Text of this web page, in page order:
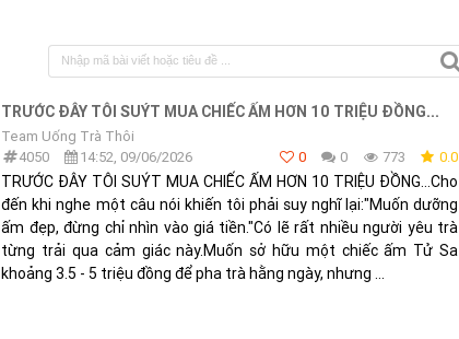
TRƯỚC ĐÂY TÔI SUÝT MUA CHIẾC ẤM HƠN 10 TRIỆU ĐỒNG...
Team Uống Trà Thôi
4050
14:52, 09/06/2026 0 0 773 0.0
TRƯỚC ĐÂY TÔI SUÝT MUA CHIẾC ẤM HƠN 10 TRIỆU ĐỒNG...Cho
đến khi nghe một câu nói khiến tôi phải suy nghĩ lại:"Muốn dưỡng
ấm đẹp, đừng chỉ nhìn vào giá tiền."Có lẽ rất nhiều người yêu trà
từng trải qua cảm giác này.Muốn sở hữu một chiếc ấm Tử Sa
khoảng 3.5 - 5 triệu đồng để pha trà hằng ngày, nhưng ...